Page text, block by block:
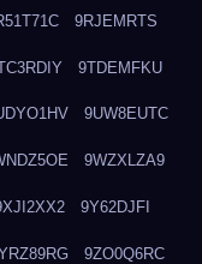
9RJEMRTS
9TDEMFKU
9UW8EUTC
9WZXLZA9
9Y62DJFI
9ZO0Q6RC